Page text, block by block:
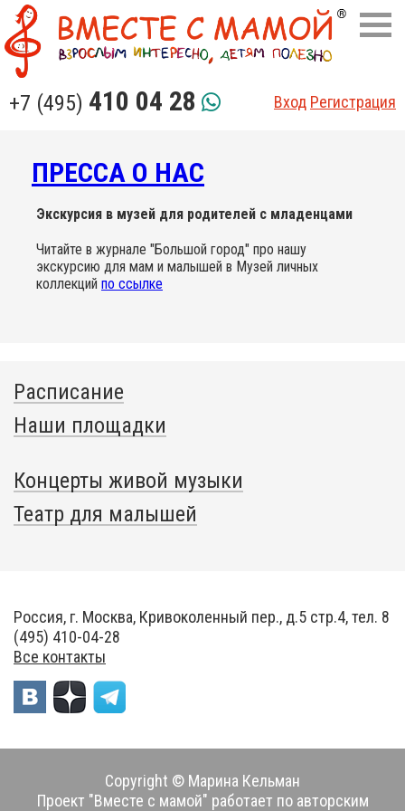
+7 (495) 410 04 28 Вход Регистрация
ПРЕССА О НАС
Экскурсия в музей для родителей с младенцами
Читайте в журнале "Большой город" про нашу
экскурсию для мам и малышей в Музей личных
коллекций по ссылке
Расписание
Наши площадки
Концерты живой музыки
Театр для малышей
Россия, г. Москва, Кривоколенный пер., д.5 стр.4, тел. 8
(495) 410-04-28
Все контакты
Copyright © Марина Кельман
Проект "Вместе с мамой" работает по авторским